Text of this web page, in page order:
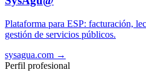
Plataforma para ESP: facturación,
gestión de servicios públicos.
sysagua.com →
Perfil profesional